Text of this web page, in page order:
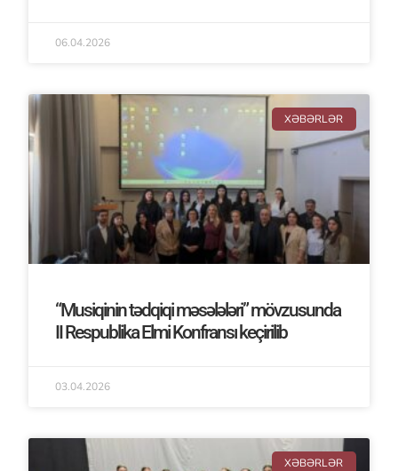
06.04.2026
XƏBƏRLƏR
“Musiqinin tədqiqi məsələləri” mövzusunda
II Respublika Elmi Konfransı keçirilib
03.04.2026
XƏBƏRLƏR